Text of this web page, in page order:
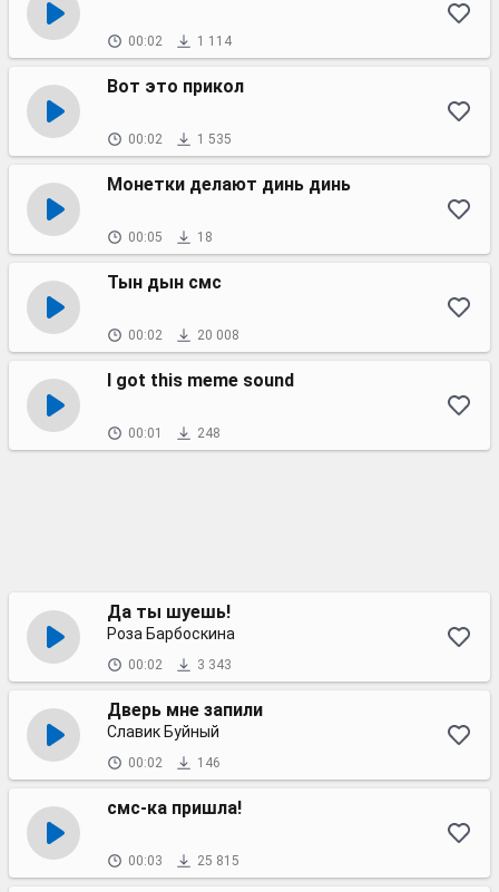
00:02 1 114
Вот это прикол
00:02 1 535
Монетки делают динь динь
00:05 18
Тын дын смс
00:02 20 008
I got this meme sound
00:01 248
Да ты шуешь!
Роза Барбоскина
00:02 3 343
Дверь мне запили
Славик Буйный
00:02 146
смс-ка пришла!
00:03 25 815